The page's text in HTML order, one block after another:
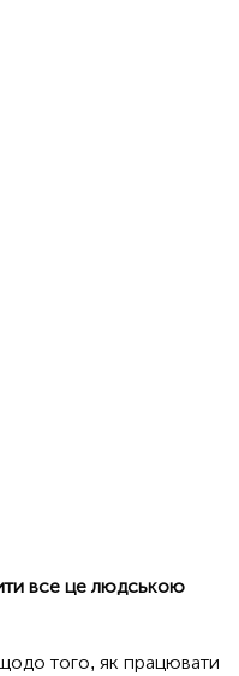
все це людською
того, як працювати